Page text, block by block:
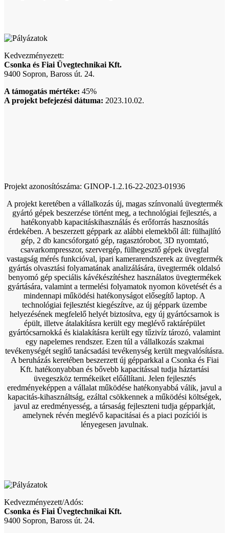
Kedvezményezett:
Csonka és Fiai Üvegtechnikai Kft.
9400 Sopron, Baross út. 24.
A támogatás mértéke: 45%
A projekt befejezési dátuma: 2023.10.02.
Projekt azonosítószáma: GINOP-1.2.16-22-2023-01936
A projekt keretében a vállalkozás új, magas színvonalú üvegtermék
gyártó gépek beszerzése történt meg, a technológiai fejlesztés, a
hatékonyabb kapacitáskihasználás és erőforrás hasznosítás
érdekében. A beszerzett géppark az alábbi elemekből áll: fülhajlító
gép, 2 db kancsóforgató gép, ragasztórobot, 3D nyomtató,
csavarkompresszor, szervergép, fülhegesztő gépek üvegfal
vastagság mérés funkcióval, ipari kamerarendszerek az üvegtermék
gyártás olvasztási folyamatának analizálására, üvegtermék oldalsó
benyomó gép speciális kávékészítéshez használatos üvegtermékek
gyártására, valamint a termelési folyamatok nyomon követését és a
mindennapi működési hatékonyságot elősegítő laptop. A
technológiai fejlesztést kiegészítve, az új géppark üzembe
helyezésének megfelelő helyét biztosítva, egy új gyártócsarnok is
épült, illetve átalakításra került egy meglévő raktárépület
gyártócsarnokká és kialakításra került egy tűzivíz tározó, valamint
egy napelemes rendszer. Ezen túl a vállalkozás szakmai
tevékenységét segítő tanácsadási tevékenység került megvalósításra.
A beruházás keretében beszerzett új gépparkkal a Csonka és Fiai
Kft. hatékonyabban és bővebb kapacitással tudja háztartási
üvegeszköz termékeiket előállítani. Jelen fejlesztés
eredményeképpen a vállalat működése hatékonyabbá válik, javul a
kapacitás-kihasználtság, ezáltal csökkennek a működési költségek,
javul az eredményesség, a társaság fejleszteni tudja gépparkját,
amelynek révén meglévő kapacitásai és a piaci pozíciói is
lényegesen javulnak.
Kedvezményezett/Adós:
Csonka és Fiai Üvegtechnikai Kft.
9400 Sopron, Baross út. 24.